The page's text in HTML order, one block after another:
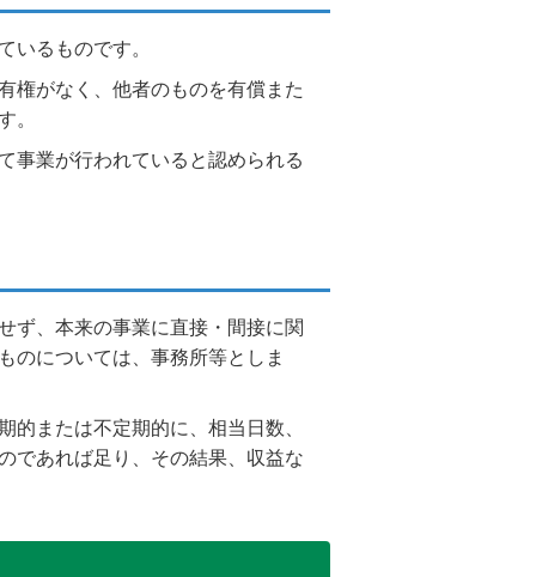
いるものです。
権がなく、他者のものを有償また
。
事業が行われていると認められる
ず、本来の事業に直接・間接に関
のについては、事務所等としま
または不定期的に、相当日数、
であれば足り、その結果、収益な